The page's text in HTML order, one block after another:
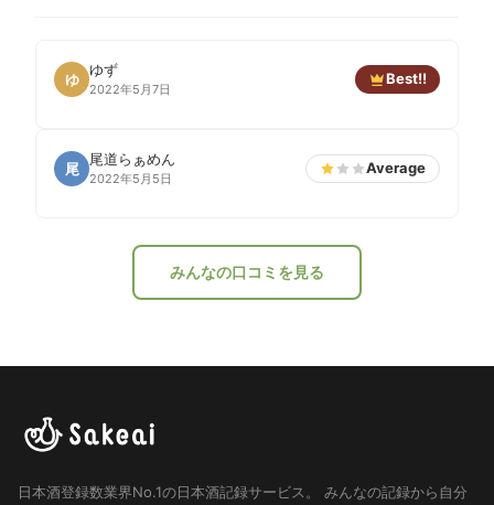
ゆ
ゆず
2022年5月7日
Best!!
尾
尾道らぁめん
2022年5月5日
Average
みんなの口コミを見る
日本酒登録数業界No.1の日本酒記録サービス。
みんなの記録から自分